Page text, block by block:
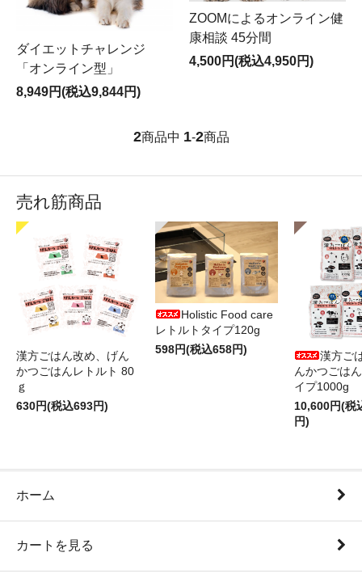
ダイエットチャレンジ
「オンライン型」
8,949円(税込9,844円)
ZOOMによるオンライン健
康相談 45分間
4,500円(税込4,950円)
2商品中 1-2商品
売れ筋商品
漢方ごはん改め、げん
かつごはんレトルト 80
ｇ
630円(税込693円)
Holistic Food care
レトルトタイプ120g
598円(税込658円)
漢方ご
んかつごは
イプ1000g
10,600円(税
円)
ホーム
カートを見る